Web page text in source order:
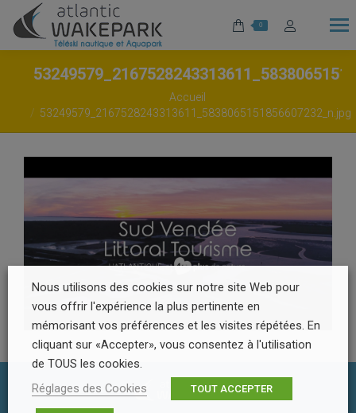
0
Accueil
53249579_2167528243313611_5838065151856607232_n.jpg
Nous utilisons des cookies sur notre site Web pour
vous offrir l'expérience la plus pertinente en
mémorisant vos préférences et les visites répétées. En
cliquant sur «Accepter», vous consentez à l'utilisation
de TOUS les cookies.
Réglages des Cookies
TOUT ACCEPTER